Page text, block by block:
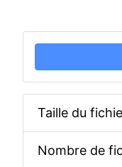
Taille du
Nombre de